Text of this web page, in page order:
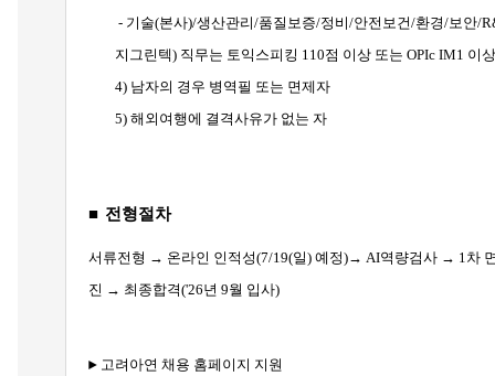
- 기술(본사)/생산관리/품질보증/정비/안전보건/환경/보안/
지그린텍) 직무는 토익스피킹 110점 이상 또는 OPIc IM1 이
4) 남자의 경우 병역필 또는 면제자
5)해외여행에 결격사유가 없는 자
■ 전형절차
서류전형 → 온라인 인적성(7/19(일) 예정)→ AI역량검사 → 1차
진 → 최종합격('26년 9월 입사)
► 고려아연 채용 홈페이지 지원